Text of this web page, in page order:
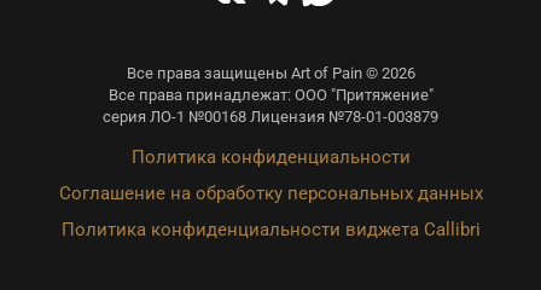
Все права защищены Art of Pain © 2026
Все права принадлежат: ООО "Притяжение"
серия ЛО-1 №00168 Лицензия №78-01-003879
Политика конфиденциальности
Соглашение на обработку персональных данных
Политика конфиденциальности виджета Callibri